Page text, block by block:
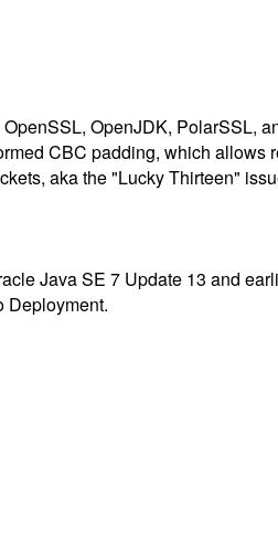
OpenJDK, PolarSSL,
CBC padding, which
aka the "Lucky Thirteen"
Java SE 7 Update 13 and
Deployment.